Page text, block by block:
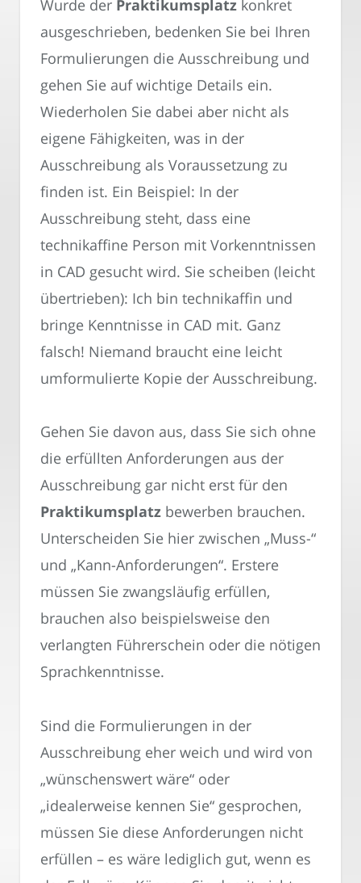
Wurde der Praktikumsplatz konkret
ausgeschrieben, bedenken Sie bei Ihren
Formulierungen die Ausschreibung und
gehen Sie auf wichtige Details ein.
Wiederholen Sie dabei aber nicht als
eigene Fähigkeiten, was in der
Ausschreibung als Voraussetzung zu
finden ist. Ein Beispiel: In der
Ausschreibung steht, dass eine
technikaffine Person mit Vorkenntnissen
in CAD gesucht wird. Sie scheiben (leicht
übertrieben): Ich bin technikaffin und
bringe Kenntnisse in CAD mit. Ganz
falsch! Niemand braucht eine leicht
umformulierte Kopie der Ausschreibung.
Gehen Sie davon aus, dass Sie sich ohne
die erfüllten Anforderungen aus der
Ausschreibung gar nicht erst für den
Praktikumsplatz bewerben brauchen.
Unterscheiden Sie hier zwischen „Muss-“
und „Kann-Anforderungen“. Erstere
müssen Sie zwangsläufig erfüllen,
brauchen also beispielsweise den
verlangten Führerschein oder die nötigen
Sprachkenntnisse.
Sind die Formulierungen in der
Ausschreibung eher weich und wird von
„wünschenswert wäre“ oder
„idealerweise kennen Sie“ gesprochen,
müssen Sie diese Anforderungen nicht
erfüllen – es wäre lediglich gut, wenn es